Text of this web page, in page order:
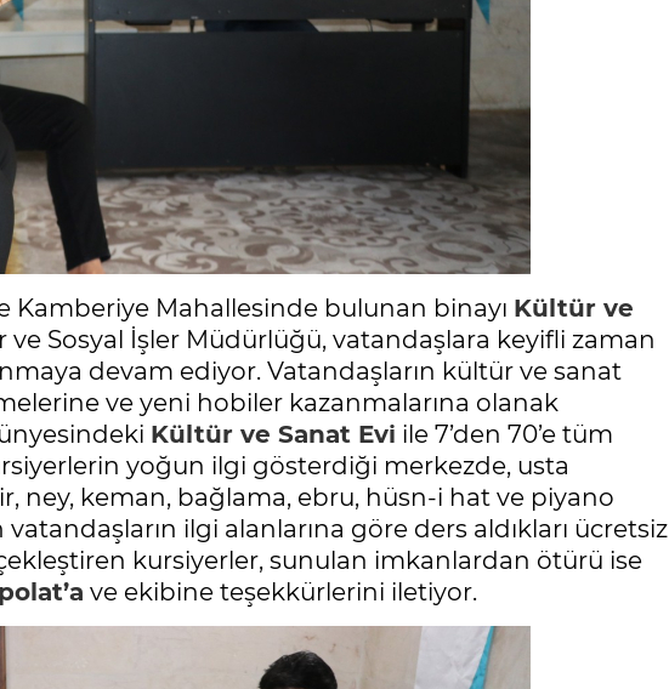
Kamberiye Mahallesinde bulunan binayı Kültür ve
Sosyal İşler Müdürlüğü, vatandaşlara keyifli zaman
devam ediyor. Vatandaşların kültür ve sanat
ve yeni hobiler kazanmalarına olanak
Kültür ve Sanat Evi ile 7’den 70’e tüm
yoğun ilgi gösterdiği merkezde, usta
ney, keman, bağlama, ebru, hüsn-i hat ve piyano
ilgi alanlarına göre ders aldıkları ücretsiz
kursiyerler, sunulan imkanlardan ötürü ise
ve ekibine teşekkürlerini iletiyor.